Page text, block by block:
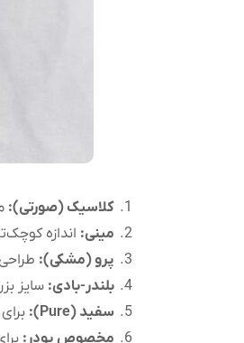
کلاسیک (صورتی):
مینی: اندازه
پرو (مشکی):
بلندر-بادی: سایز
سفید (Pure):
مخصوص پودر: